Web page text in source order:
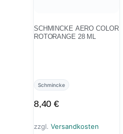
SCHMINCKE AERO COLOR
ROTORANGE 28 ML
Schmincke
8,40€
zzgl. Versandkosten